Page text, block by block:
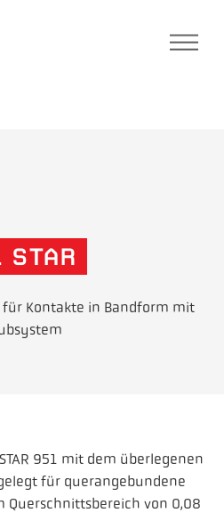
STAR
Kontakte in Bandform mit
951 mit dem überlegenen
für querangebundene
Querschnittsbereich von 0,08